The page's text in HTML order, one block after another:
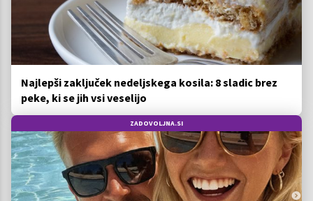
Najlepši zaključek nedeljskega kosila: 8 sladic brez
peke, ki se jih vsi veselijo
ZADOVOLJNA.SI